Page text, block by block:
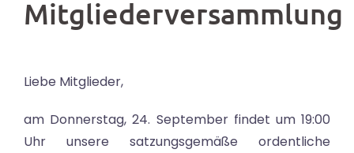
Mitgliederversammlung
Liebe Mitglieder,
am Donnerstag, 24. September findet um 19:00
Uhr unsere satzungsgemäße ordentliche